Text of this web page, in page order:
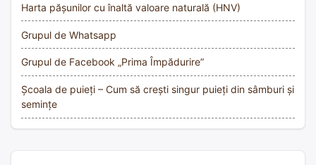
Harta pășunilor cu înaltă valoare naturală (HNV)
Grupul de Whatsapp
Grupul de Facebook „Prima Împădurire”
Școala de puieți – Cum să crești singur puieți din sâmburi și
semințe